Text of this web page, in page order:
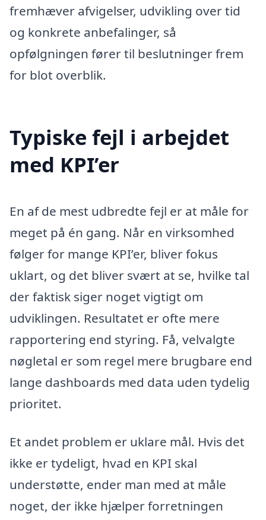
fremhæver afvigelser, udvikling over tid
og konkrete anbefalinger, så
opfølgningen fører til beslutninger frem
for blot overblik.
Typiske fejl i arbejdet
med KPI’er
En af de mest udbredte fejl er at måle for
meget på én gang. Når en virksomhed
følger for mange KPI’er, bliver fokus
uklart, og det bliver svært at se, hvilke tal
der faktisk siger noget vigtigt om
udviklingen. Resultatet er ofte mere
rapportering end styring. Få, velvalgte
nøgletal er som regel mere brugbare end
lange dashboards med data uden tydelig
prioritet.
Et andet problem er uklare mål. Hvis det
ikke er tydeligt, hvad en KPI skal
understøtte, ender man med at måle
noget, der ikke hjælper forretningen